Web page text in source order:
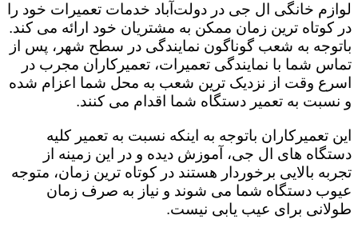
لوازم خانگی ال جی در دولت‌آباد خدمات تعمیرات خود را
در کوتاه ترین زمان ممکن به مشتریان خود ارائه می کند.
باتوجه به شعب گوناگون نمایندگی در سطح شهر، پس از
تماس شما با نمایندگی تعمیرات، تعمیرکاران مجرب در
اسرع وقت از نزدیک ترین شعب به محل شما اعزام شده
و نسبت به تعمیر دستگاه شما اقدام می کنند.
این تعمیرکاران باتوجه به اینکه نسبت به تعمیر کلیه
دستگاه های ال جی، آموزش دیده و در این زمینه از
تجربه بالایی برخوردار هستند در کوتاه ترین زمان، متوجه
عیوب دستگاه شما می شوند و نیاز به صرف زمان
طولانی برای عیب یابی نیست.